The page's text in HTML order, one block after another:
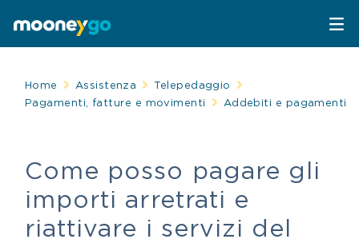
Parcheggi
Sosta su strisce blu
Spostati con MooneyGo
Trasporto pubblico
Telepedaggio
Telepedaggio
Assistenza Stradale
Home Assistenza
Telepedaggio
Pagamenti, fatture e movimenti
Addebiti e pagamenti
Come posso pagare gli
importi arretrati e
riattivare i servizi del